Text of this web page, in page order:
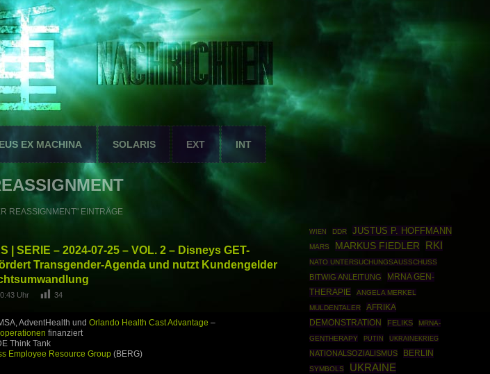
EX MACHINA SOLARIS EXT INT
REASSIGNMENT" EINTRÄGE
| SERIE – 2024-07-25 – VOL. 2 – Disneys GET-
Transgender-Agenda und nutzt Kundengelder
Uhr 34
AdventHealth und Orlando Health Cast Advantage –
finanziert
Think Tank
Employee Resource Group(BERG)
WIEN DDR JUSTUS P. HOFFMANN
MARS MARKUS FIEDLER RKI
NATO UNTERSUCHUNGSAUSSCHUSS
BITWIG ANLEITUNG
MRNA GEN-
THERAPIE
ANGELA MERKEL
MULDENTALER
AFRIKA
DEMONSTRATION
FELIKS
MRNA-
GENTHERAPY
PUTIN UKRAINEKRIEG
NATIONALSOZIALISMUS BERLIN
SYMBOLS UKRAINE